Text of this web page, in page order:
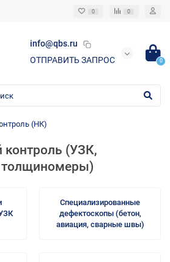
0 0
info@qbs.ru
ОТПРАВИТЬ ЗАПРОС
0
(НК)
контроль (УЗК,
Специализированные
дефектоскопы (бетон,
авиация, сварные швы)